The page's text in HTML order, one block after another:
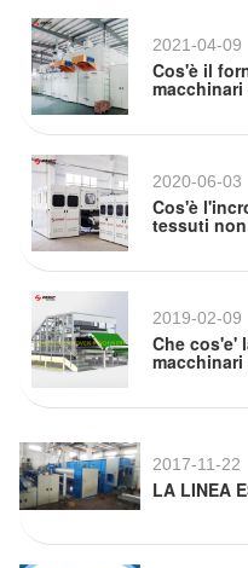
2021-04-09
Cos'è il
2020-06-03
Cos'è
tessuti
2019-02-09
Che cos'e'
2017-11-22
LA LINEA